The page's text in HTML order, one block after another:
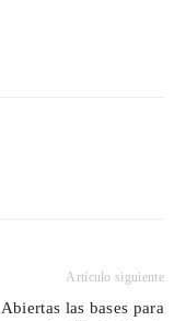
Artículo siguiente
Abiertas las bases para